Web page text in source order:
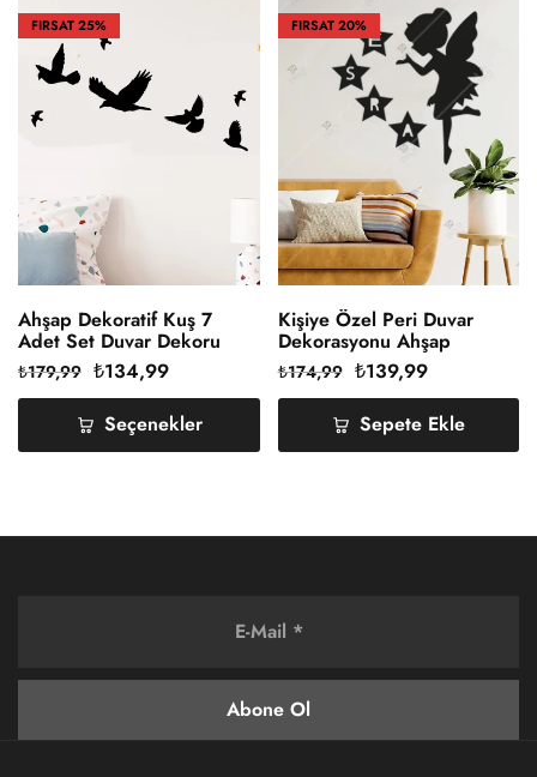
FIRSAT25%
Ahşap Dekoratif Kuş 7
Adet Set Duvar Dekoru
₺179,99 ₺134,99
Seçenekler
FIRSAT20%
Kişiye Özel Peri Duvar
Dekorasyonu Ahşap
₺174,99 ₺139,99
Sepete Ekle